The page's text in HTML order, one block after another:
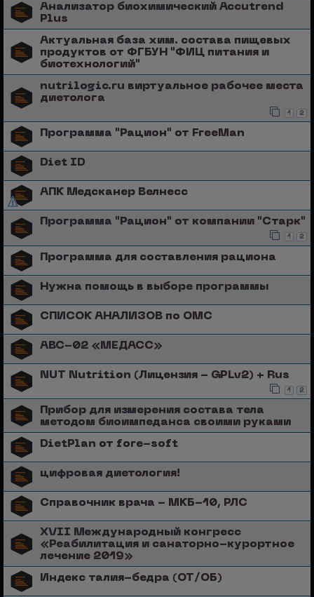
Анализатор биохимический Accutrend
Plus
Актуальная база хим. состава пищевых
продуктов от ФГБУН "ФИЦ питания и
биотехнологий"
nutrilogic.ru виртуальное рабочее места
диетолога
1 2
Программа "Рацион" от FreeMan
Diet ID
АПК Медсканер Велнесс
Программа "Рацион" от компании "Старк"
1 2
Программа для составления рациона
Нужна помощь в выборе программы
СПИСОК АНАЛИЗОВ по ОМС
АВС-02 «МЕДАСС»
NUT Nutrition (Лицензия - GPLv2) + Rus
1 2
Прибор для измерения состава тела
методом биоимпеданса своими руками
DietPlan от fore-soft
цифровая диетология!
Справочник врача - МКБ-10, РЛС
XVII Международный конгресс
«Реабилитация и санаторно-курортное
лечение 2019»
Индекс талия-бедра (ОТ/ОБ)